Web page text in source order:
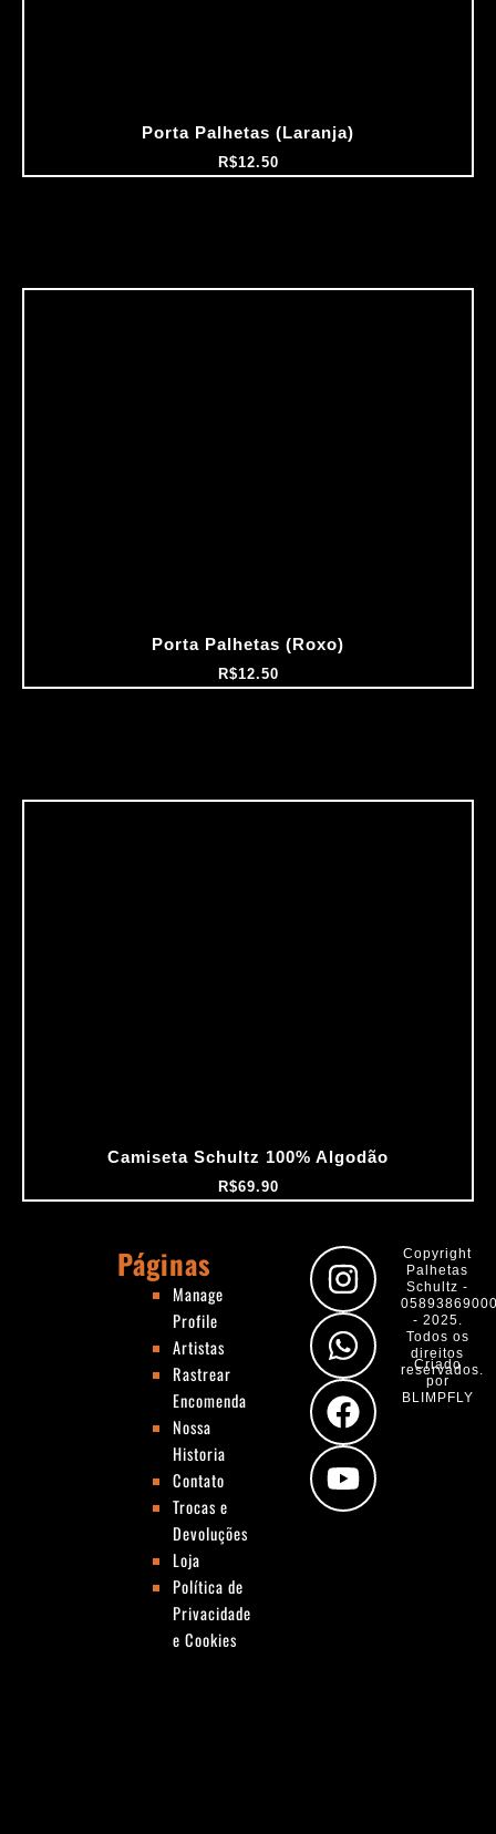
Porta Palhetas (Laranja)
R$12.50
Porta Palhetas (Roxo)
R$12.50
Camiseta Schultz 100% Algodão
R$69.90
Páginas
Manage
Profile
Artistas
Rastrear
Encomenda
Nossa
Historia
Contato
Trocas e
Devoluções
Loja
Política de
Privacidade
e Cookies
I
n
s
t
a
g
r
a
W
h
a
t
s
a
p
p
F
a
c
e
b
o
o
k
Y
o
u
t
u
b
e
Copyright
Palhetas
Schultz -
- 2025.
Todos os
direitos
reservados.
Criado
por
BLIMPFLY